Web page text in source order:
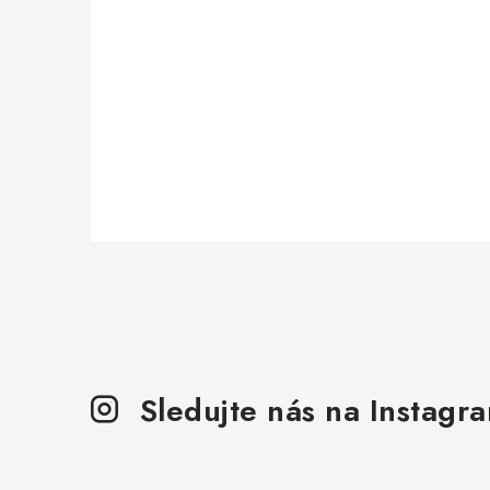
Sledujte nás na